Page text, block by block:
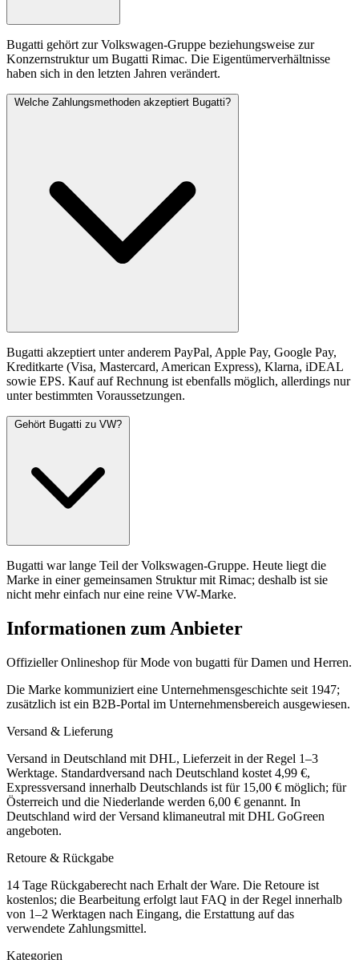
Bugatti gehört zur Volkswagen-Gruppe beziehungsweise zur
Konzernstruktur um Bugatti Rimac. Die Eigentümerverhältnisse
haben sich in den letzten Jahren verändert.
Welche Zahlungsmethoden akzeptiert Bugatti?
Bugatti akzeptiert unter anderem PayPal, Apple Pay, Google Pay,
Kreditkarte (Visa, Mastercard, American Express), Klarna, iDEAL
sowie EPS. Kauf auf Rechnung ist ebenfalls möglich, allerdings nur
unter bestimmten Voraussetzungen.
Gehört Bugatti zu VW?
Bugatti war lange Teil der Volkswagen-Gruppe. Heute liegt die
Marke in einer gemeinsamen Struktur mit Rimac; deshalb ist sie
nicht mehr einfach nur eine reine VW-Marke.
Informationen zum Anbieter
Offizieller Onlineshop für Mode von bugatti für Damen und Herren.
Die Marke kommuniziert eine Unternehmensgeschichte seit 1947;
zusätzlich ist ein B2B-Portal im Unternehmensbereich ausgewiesen.
Versand & Lieferung
Versand in Deutschland mit DHL, Lieferzeit in der Regel 1–3
Werktage. Standardversand nach Deutschland kostet 4,99 €,
Expressversand innerhalb Deutschlands ist für 15,00 € möglich; für
Österreich und die Niederlande werden 6,00 € genannt. In
Deutschland wird der Versand klimaneutral mit DHL GoGreen
angeboten.
Retoure & Rückgabe
14 Tage Rückgaberecht nach Erhalt der Ware. Die Retoure ist
kostenlos; die Bearbeitung erfolgt laut FAQ in der Regel innerhalb
von 1–2 Werktagen nach Eingang, die Erstattung auf das
verwendete Zahlungsmittel.
Kategorien